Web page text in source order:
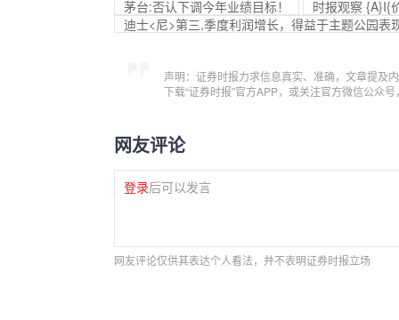
茅台:否认下调今年业绩目标！
时报观察 {A}I{
迪士<尼>第三,季度利润增长，得益于主题公园表
声明：证券时报力求信息真实、准确，文章提及
下载“证券时报”官方APP，或关注官方微信公众
网友评论
登录后可以发言
网友评论仅供其表达个人看法，并不表明证券时报立场